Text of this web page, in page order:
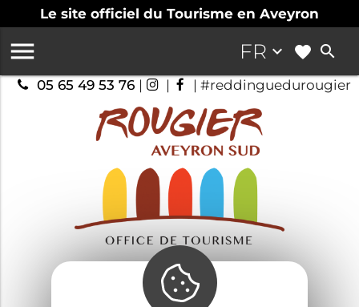
Le site officiel du Tourisme en Aveyron
FR keyboard_arrow_down search

05 65 49 53 76 | | | #reddinguedurougier
Rougier Aveyron Sud